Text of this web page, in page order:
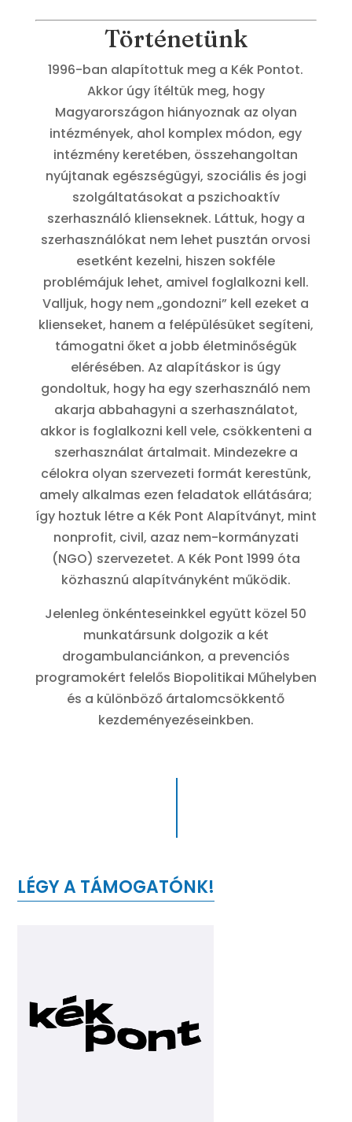
Történetünk
1996-ban alapítottuk meg a Kék Pontot.
Akkor úgy ítéltük meg, hogy
Magyarországon hiányoznak az olyan
intézmények, ahol komplex módon, egy
intézmény keretében, összehangoltan
nyújtanak egészségügyi, szociális és jogi
szolgáltatásokat a pszichoaktív
szerhasználó klienseknek. Láttuk, hogy a
szerhasználókat nem lehet pusztán orvosi
esetként kezelni, hiszen sokféle
problémájuk lehet, amivel foglalkozni kell.
Valljuk, hogy nem „gondozni” kell ezeket a
klienseket, hanem a felépülésüket segíteni,
támogatni őket a jobb életminőségük
elérésében. Az alapításkor is úgy
gondoltuk, hogy ha egy szerhasználó nem
akarja abbahagyni a szerhasználatot,
akkor is foglalkozni kell vele, csökkenteni a
szerhasználat ártalmait. Mindezekre a
célokra olyan szervezeti formát kerestünk,
amely alkalmas ezen feladatok ellátására;
így hoztuk létre a Kék Pont Alapítványt, mint
nonprofit, civil, azaz nem-kormányzati
(NGO) szervezetet. A Kék Pont 1999 óta
közhasznú alapítványként működik.
Jelenleg önkénteseinkkel együtt közel 50
munkatársunk dolgozik a két
drogambulanciánkon, a prevenciós
programokért felelős Biopolitikai Műhelyben
és a különböző ártalomcsökkentő
kezdeményezéseinkben.
LÉGY A TÁMOGATÓNK!